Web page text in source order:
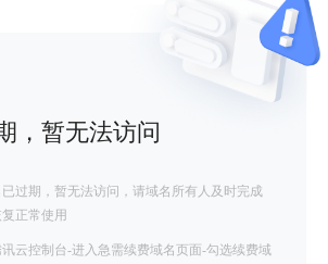
，暂无法访问
过期，暂无法访问，请域名所有人及时完成
正常使用
云控制台-进入急需续费域名页面-勾选续费域